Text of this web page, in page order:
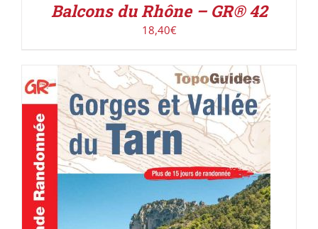
Balcons du Rhône – GR® 42
18,40€